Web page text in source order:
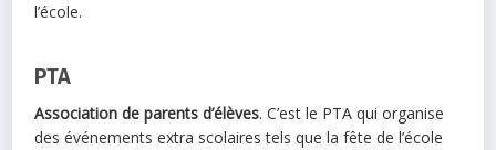
l’école.
PTA
Association de parents d’élèves. C’est le PTA qui organise
des événements extra scolaires tels que la fête de l’école